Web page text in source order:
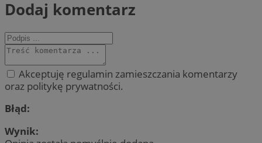
Dodaj komentarz
Akceptuję regulamin zamieszczania komentarzy
oraz politykę prywatności.
Błąd:
Wynik: